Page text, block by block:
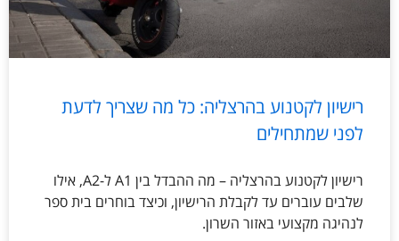
רישיון לקטנוע בהרצליה: כל מה שצריך לדעת
לפני שמתחילים
רישיון לקטנוע בהרצליה – מה ההבדל בין A1 ל-A2, אילו
שלבים עוברים עד לקבלת הרישיון, וכיצד בוחרים בית ספר
לנהיגה מקצועי באזור השרון.